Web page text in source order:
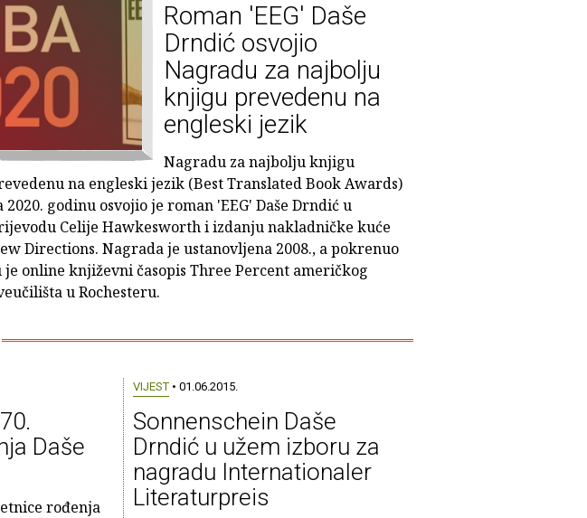
Roman 'EEG' Daše
Drndić osvojio
Nagradu za najbolju
knjigu prevedenu na
engleski jezik
Nagradu za najbolju knjigu
na engleski jezik (Best Translated Book Awards)
2020. godinu osvojio je roman 'EEG' Daše Drndić u
Celije Hawkesworth i izdanju nakladničke kuće
Directions. Nagrada je ustanovljena 2008., a pokrenuo
je online književni časopis Three Percent američkog
u Rochesteru.
Daše
rođenja
VIJEST• 01.06.2015.
Sonnenschein Daše
Drndić u užem izboru za
nagradu Internationaler
Literaturpreis